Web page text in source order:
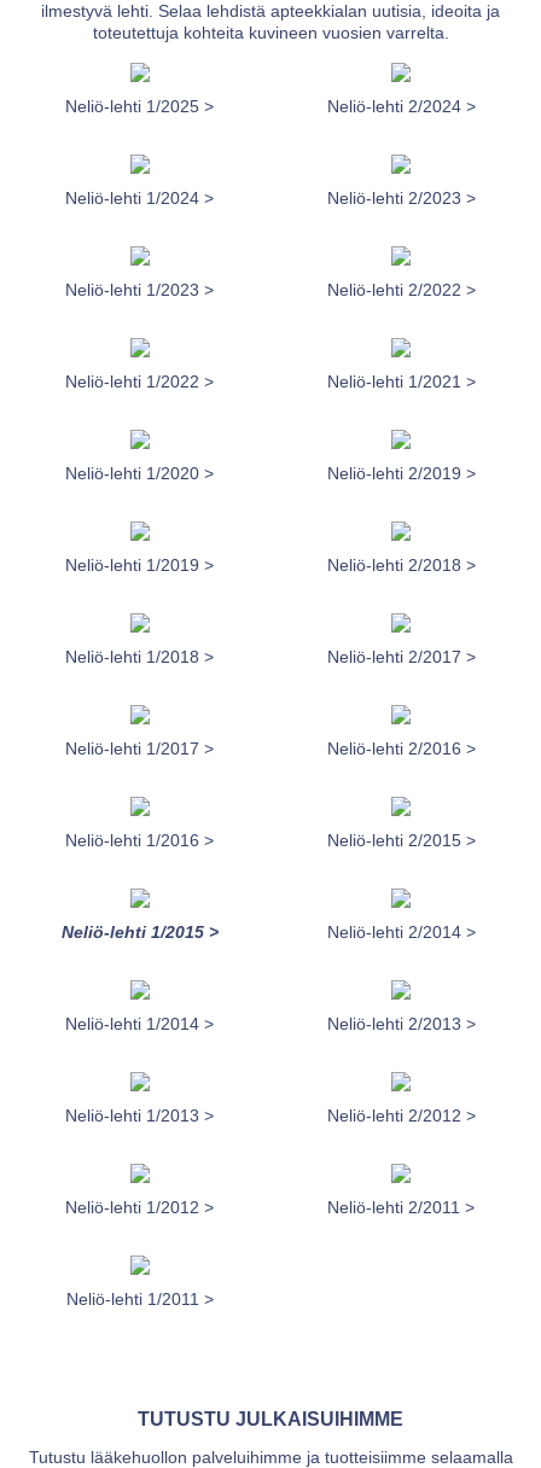
ilmestyvä lehti. Selaa lehdistä apteekkialan uutisia, ideoita ja
toteutettuja kohteita kuvineen vuosien varrelta.
Neliö-lehti 1/2025 > Neliö-lehti 2/2024 >
Neliö-lehti 1/2024 > Neliö-lehti 2/2023 >
Neliö-lehti 1/2023 > Neliö-lehti 2/2022 >
Neliö-lehti 1/2022 > Neliö-lehti 1/2021 >
Neliö-lehti 1/2020 > Neliö-lehti 2/2019 >
Neliö-lehti 1/2019 > Neliö-lehti 2/2018 >
Neliö-lehti 1/2018 > Neliö-lehti 2/2017 >
Neliö-lehti 1/2017 > Neliö-lehti 2/2016 >
Neliö-lehti 1/2016 > Neliö-lehti 2/2015 >
Neliö-lehti 1/2015 > Neliö-lehti 2/2014 >
Neliö-lehti 1/2014 > Neliö-lehti 2/2013 >
Neliö-lehti 1/2013 > Neliö-lehti 2/2012 >
Neliö-lehti 1/2012 > Neliö-lehti 2/2011 >
Neliö-lehti 1/2011 >
TUTUSTU JULKAISUIHIMME
Tutustu lääkehuollon palveluihimme ja tuotteisiimme selaamalla